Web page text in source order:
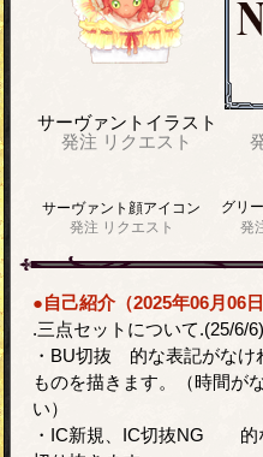
サーヴァントイラスト
発注 リクエスト
サーヴァント顔アイコン
発注 リクエスト
グリ
発
●自己紹介（2025年06月06日
.三点セットについて.(25/6/6)
・BU切抜 的な表記がなけ
ものを描きます。（時間が
い）
・IC新規、IC切抜NG 的